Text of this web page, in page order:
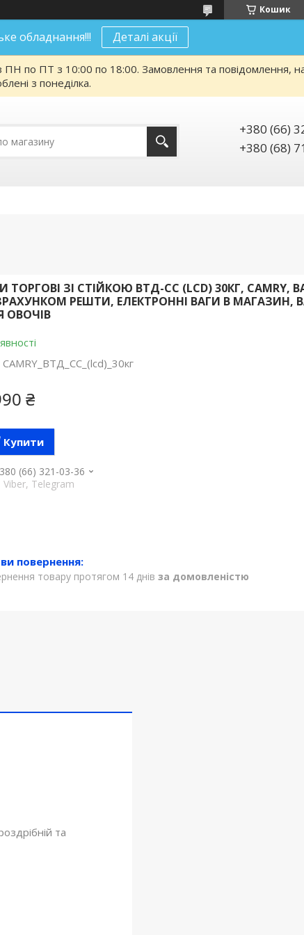
Кошик
обладнання!!! Деталі акції
ПТ з 10:00 по 18:00. Замовлення та повідомлення,
з понеділка.
+380 (66)
+380 (68)
ТОРГОВІ ЗІ СТІЙКОЮ ВТД-CС (LСD) 30КГ, CAMRY,
РЕШТИ, ЕЛЕКТРОННІ ВАГИ В МАГАЗИН,
ОВОЧІВ
CAMRY_ВТД_CС_(lсd)_30кг
₴
Купити
(66) 321-03-36
Viber, Telegram
товару протягом 14 днів за домовленістю
та